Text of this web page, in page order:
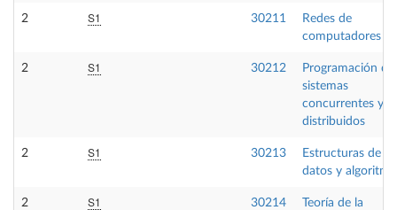
2 S1 30211
Redes de
computadores
2 S1 30212
Programación de
sistemas
concurrentes y
distribuidos
2 S1 30213
Estructuras de
datos y
2 S1 30214
Teoría de la